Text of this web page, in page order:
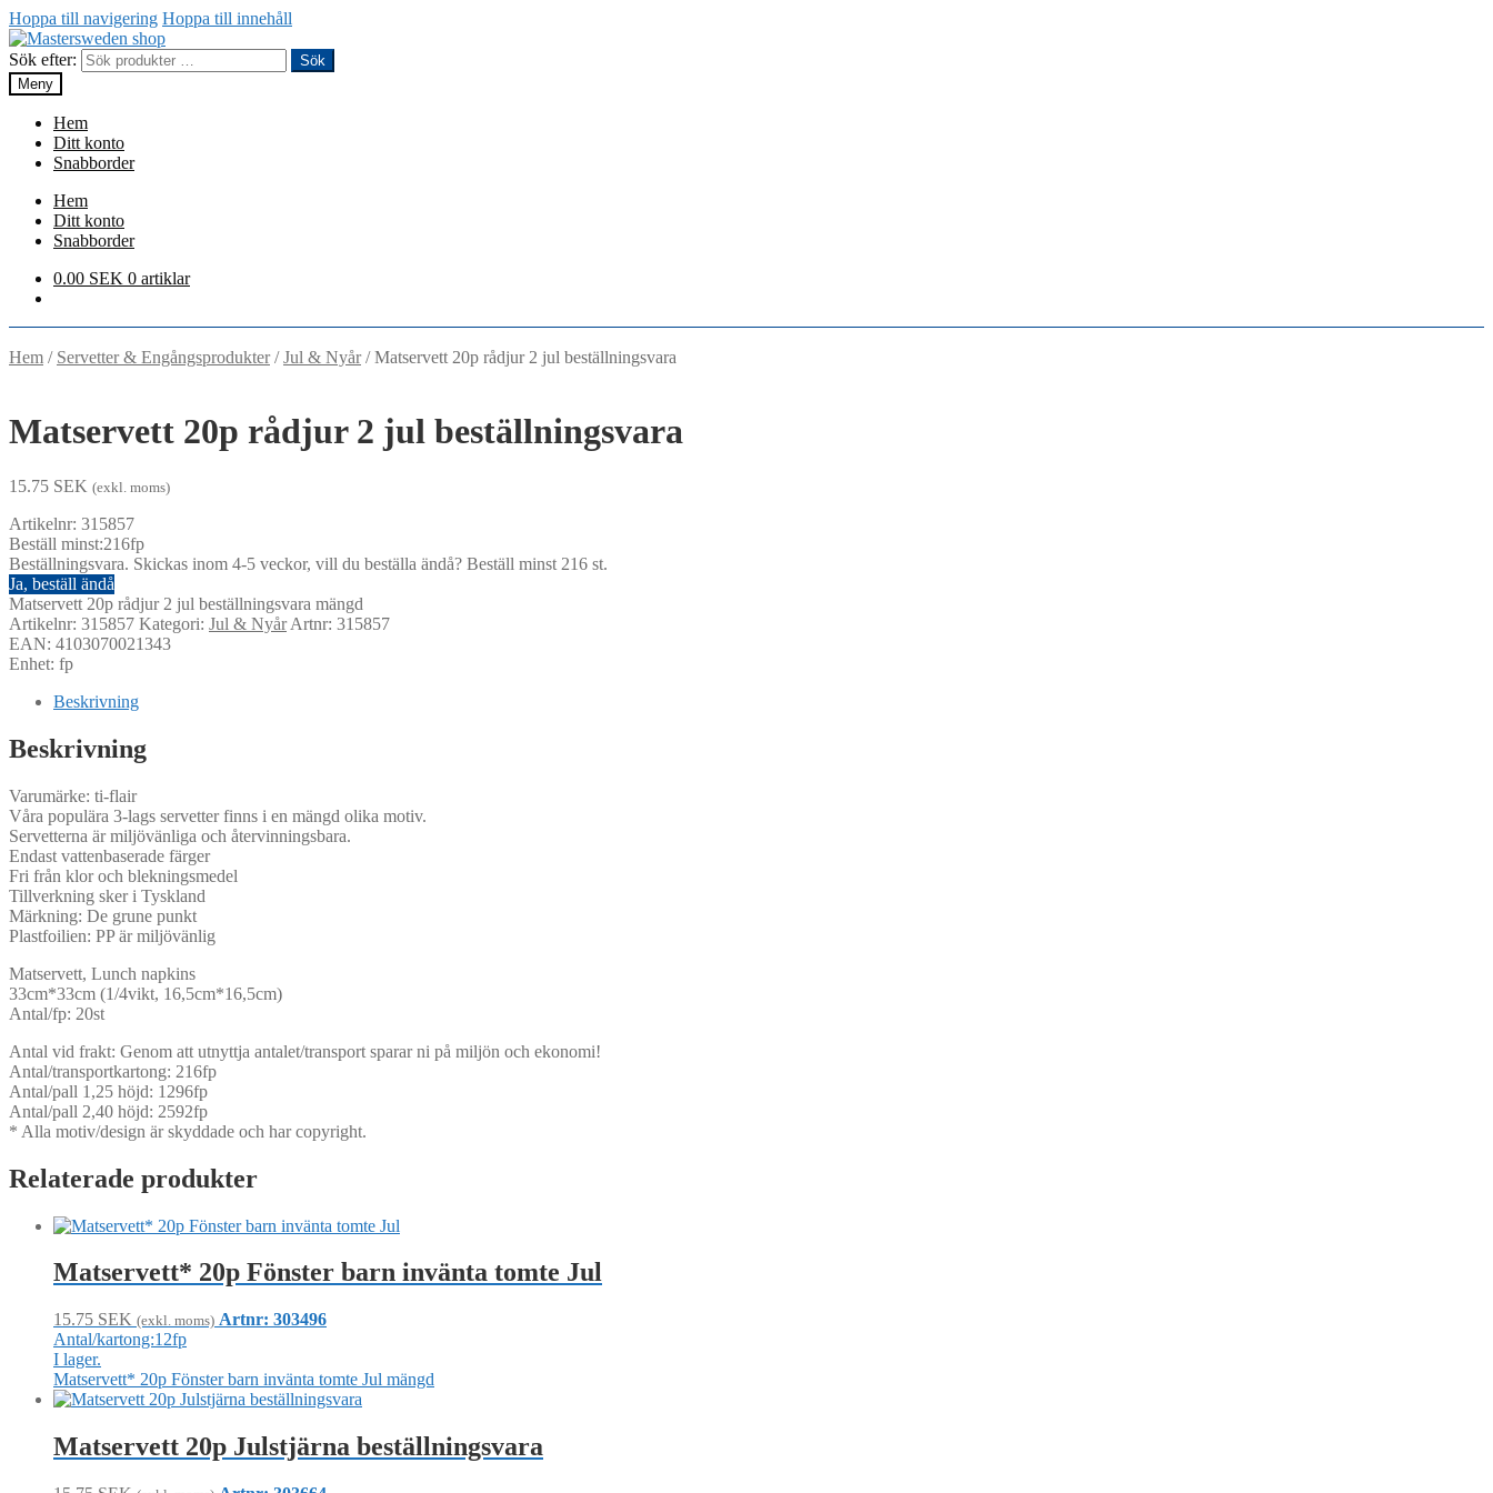
Hoppa till navigering Hoppa till innehåll
Sök efter:
Sök
Meny
Hem
Ditt konto
Snabborder
Hem
Ditt konto
Snabborder
0.00 SEK 0 artiklar
Hem / Servetter & Engångsprodukter/Jul & Nyår/Matservett 20p rådjur 2 jul beställningsvara
Matservett 20p rådjur 2 jul beställningsvara
15.75 SEK (exkl. moms)
Artikelnr: 315857
Beställ minst:216fp
Beställningsvara. Skickas inom 4-5 veckor, vill du beställa ändå? Beställ minst 216 st.
Ja, beställ ändå
Matservett 20p rådjur 2 jul beställningsvara mängd
Artikelnr: 315857 Kategori: Jul & NyårArtnr: 315857
EAN: 4103070021343
Enhet: fp
Beskrivning
Beskrivning
Varumärke: ti-flair
Våra populära 3-lags servetter finns i en mängd olika motiv.
Servetterna är miljövänliga och återvinningsbara.
Endast vattenbaserade färger
Fri från klor och blekningsmedel
Tillverkning sker i Tyskland
Märkning: De grune punkt
Plastfoilien: PP är miljövänlig
Matservett, Lunch napkins
33cm*33cm (1/4vikt, 16,5cm*16,5cm)
Antal/fp: 20st
Antal vid frakt: Genom att utnyttja antalet/transport sparar ni på miljön och ekonomi!
Antal/transportkartong: 216fp
Antal/pall 1,25 höjd: 1296fp
Antal/pall 2,40 höjd: 2592fp
* Alla motiv/design är skyddade och har copyright.
Relaterade produkter
Matservett* 20p Fönster barn invänta tomte Jul
15.75 SEK (exkl. moms) Artnr: 303496
Antal/kartong:12fp
I lager.
Matservett* 20p Fönster barn invänta tomte Jul mängd
Matservett 20p Julstjärna beställningsvara